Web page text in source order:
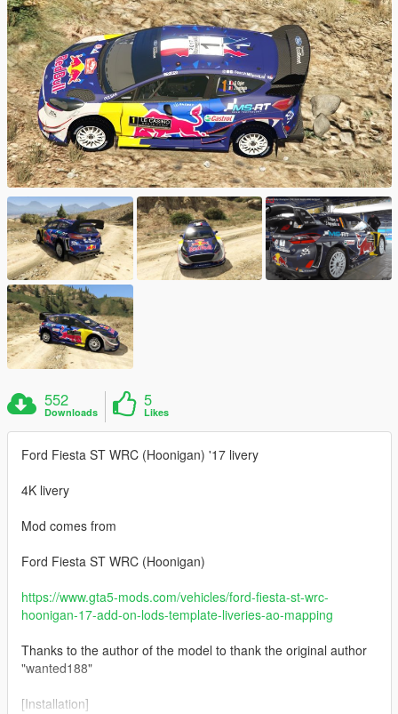
552
Downloads
5
Likes
Ford Fiesta ST WRC (Hoonigan) '17 livery
4K livery
Mod comes from
Ford Fiesta ST WRC (Hoonigan)
https://www.gta5-mods.com/vehicles/ford-fiesta-st-wrc-
hoonigan-17-add-on-lods-template-liveries-ao-mapping
Thanks to the author of the model to thank the original author
"wanted188"
[Installation]